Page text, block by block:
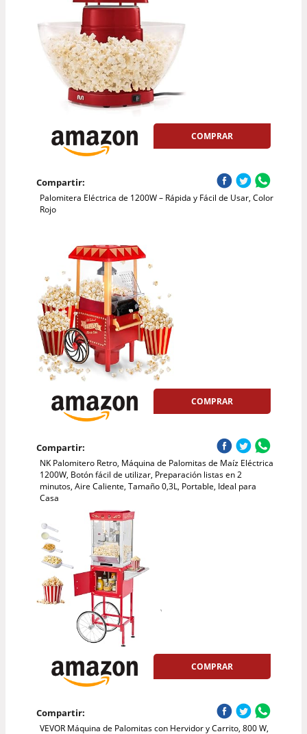
COMPRAR
Compartir:
Palomitera Eléctrica de 1200W – Rápida y Fácil de Usar, Color
Rojo
COMPRAR
Compartir:
NK Palomitero Retro, Máquina de Palomitas de Maíz Eléctrica
1200W, Botón fácil de utilizar, Preparación listas en 2
minutos, Aire Caliente, Tamaño 0,3L, Portable, Ideal para
Casa
COMPRAR
Compartir:
VEVOR Máquina de Palomitas con Hervidor y Carrito, 800 W,